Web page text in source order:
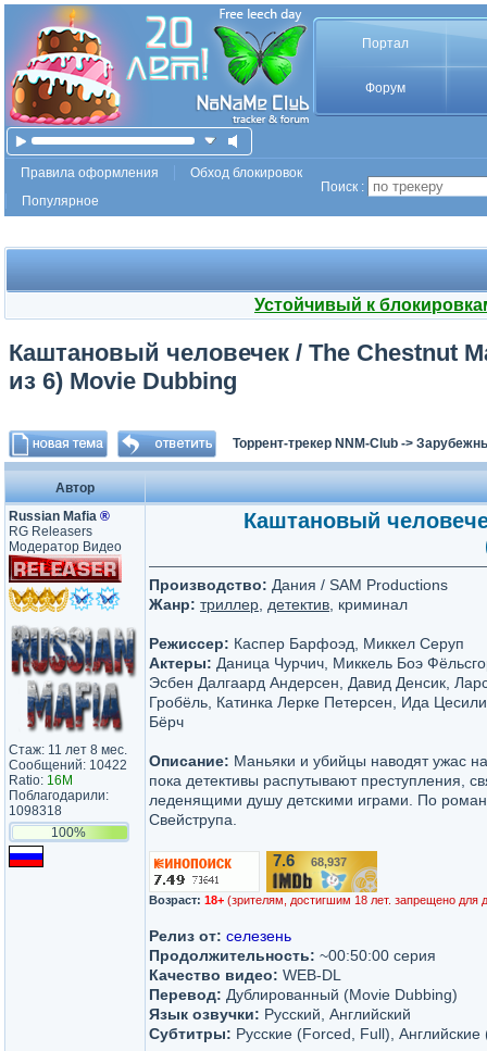
Портал
Форум
Правила оформления
Обход блокировок
Популярное
Поиск :
Устойчивый к
Каштановый человечек / The Chestnut
из 6) Movie Dubbing
Торрент-трекер NNM-Club ->
Автор
Russian Mafia ®
RG Releasers
Модератор Видео
Стаж: 11 лет 8 мес.
Сообщений: 10422
Ratio: 16M
Поблагодарили:
1098318
100%
Каштановый
Производство: Дания / SAM Productions
Жанр: триллер детектив , криминал
Режиссер: Каспер Барфоэд, Миккел Серуп
Актеры: Даница Чурчич, Миккель Боэ
Эсбен Далгаард Андерсен, Давид Денсик,
Гробёль, Катинка Лерке Петерсен, Ида
Бёрч
Описание: Маньяки и убийцы наводят ужас
пока детективы распутывают преступления,
леденящими душу детскими играми. По
Свейструпа.
7.6 68,937
Возраст: 18+ (зрителям, достигшим 18 лет. запрещено для
Релиз от: селезень
Продолжительность: ~00:50:00 серия
Качество видео: WEB-DL
Перевод: Дублированный (Movie Dubbing)
Язык озвучки: Русский, Английский
Субтитры: Русские (Forced, Full),